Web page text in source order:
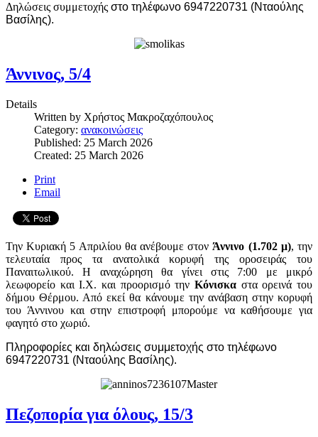
Δηλώσεις συμμετοχής στο τηλέφωνο 6947220731 (Νταούλης
Βασίλης).
Άννινος, 5/4
Details
Written by Χρήστος Μακροζαχόπουλος
Category: ανακοινώσεις
Published: 25 March 2026
Created: 25 March 2026
Print
Email
Την Κυριακή 5 Απριλίου θα ανέβουμε στονΆννινο (1.702 μ), την
τελευταία προς τα ανατολικά κορυφή της οροσειράς του
Παναιτωλικού. Η αναχώρηση θα γίνει στις 7:00 με μικρό
λεωφορείο και Ι.Χ. και προορισμό την Κόνισκα στα ορεινά του
δήμου Θέρμου. Από εκεί θα κάνουμε την ανάβαση στην κορυφή
του Άννινου και στην επιστροφή μπορούμε να καθήσουμε για
φαγητό στο χωριό.
Πληροφορίες και δηλώσεις συμμετοχής στο τηλέφωνο
6947220731 (Νταούλης Βασίλης).
Πεζοπορία για όλους, 15/3